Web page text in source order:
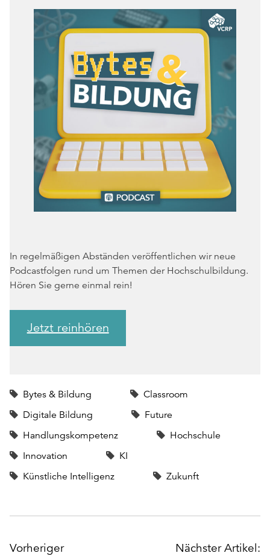
In regelmäßigen Abständen veröffentlichen wir neue
Podcastfolgen rund um Themen der Hochschulbildung.
Hören Sie gerne einmal rein!
Jetzt reinhören
Bytes & Bildung
Classroom
Digitale Bildung
Future
Handlungskompetenz
Hochschule
Innovation
KI
Künstliche Intelligenz
Zukunft
POST
Vorheriger
Nächster Artikel: